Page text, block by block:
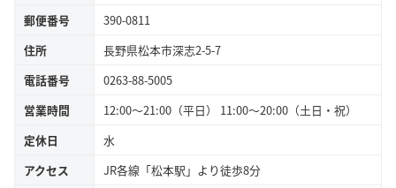
郵便番号
390-0811
住所
長野県松本市深志2-5-7
電話番号
0263-88-5005
営業時間
12:00～21:00（平日） 11:00～20:00（土日・祝）
定休日
水
アクセス
JR各線「松本駅」より徒歩8分